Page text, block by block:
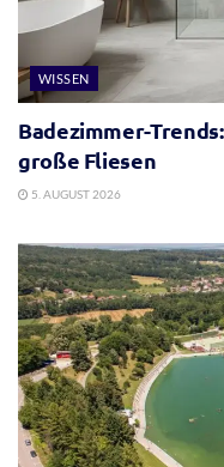
WISSEN
Badezimmer-
große Fliesen
5. AUGUST 2026